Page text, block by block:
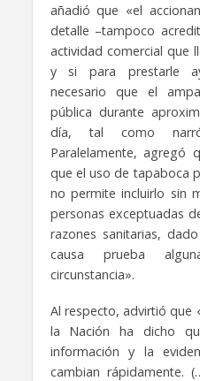
añadió que «el
detalle –tampoco
actividad comercial que
y si para prestarle
necesario que el
pública durante
día, tal como
Paralelamente, agregó
que el uso de tapaboca
no permite incluirlo sin
personas exceptuadas
razones sanitarias,
causa prueba
circunstancia».
Al respecto, advirtió que
la Nación ha dicho
información y la
cambian rápidamente.